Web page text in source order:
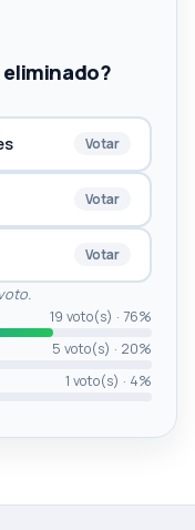
Votar
Votar
Votar
19 voto(s) · 76%
5 voto(s) · 20%
1 voto(s) · 4%